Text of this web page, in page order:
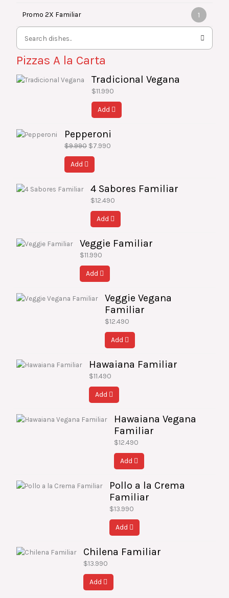
Promo 2X Familiar 1
Pizzas A la Carta
Tradicional Vegana
$11.990
Add
Pepperoni
$9.990
El
precio
original
$7.990
Add
4 Sabores Familiar
$12.490
Add
Veggie Familiar
$11.990
Add
Veggie Vegana
Familiar
$12.490
Add
Hawaiana Familiar
$11.490
Add
Hawaiana Vegana
Familiar
$12.490
Add
Pollo a la Crema
Familiar
$13.990
Add
Chilena Familiar
$13.990
Add